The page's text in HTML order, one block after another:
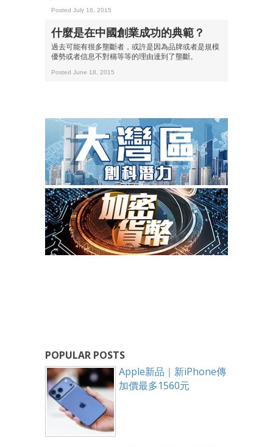
Posted July 16, 2015
什麼是在中國創業成功的典範？
過去可能有很多壟斷者，或許是因為品牌或者是規模
優勢或者信息不對稱等等的理由達到了壟斷。
Posted June 18, 2015
POPULAR POSTS
Apple新品｜新iPhone傳
加價最多1560元